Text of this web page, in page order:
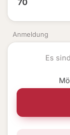
Anmeldung
70
Es